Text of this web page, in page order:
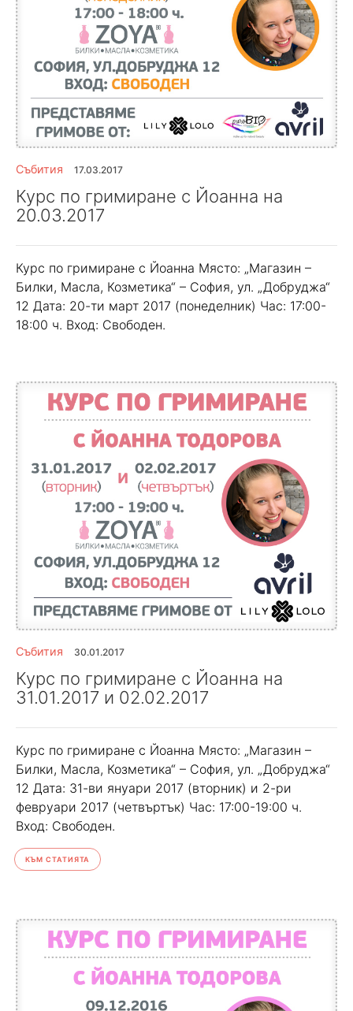
Събития 17.03.2017
Курс по гримиране с Йоанна на
20.03.2017
Курс по гримиране с Йоанна Място: „Магазин –
Билки, Масла, Козметика“ – София, ул. „Добруджа“
12 Дата: 20-ти март 2017 (понеделник) Час: 17:00-
18:00 ч. Вход: Свободен.
Събития 30.01.2017
Курс по гримиране с Йоанна на
31.01.2017 и 02.02.2017
Курс по гримиране с Йоанна Място: „Магазин –
Билки, Масла, Козметика“ – София, ул. „Добруджа“
12 Дата: 31-ви януари 2017 (вторник) и 2-ри
февруари 2017 (четвъртък) Час: 17:00-19:00 ч.
Вход: Свободен.
КЪМ СТАТИЯТА